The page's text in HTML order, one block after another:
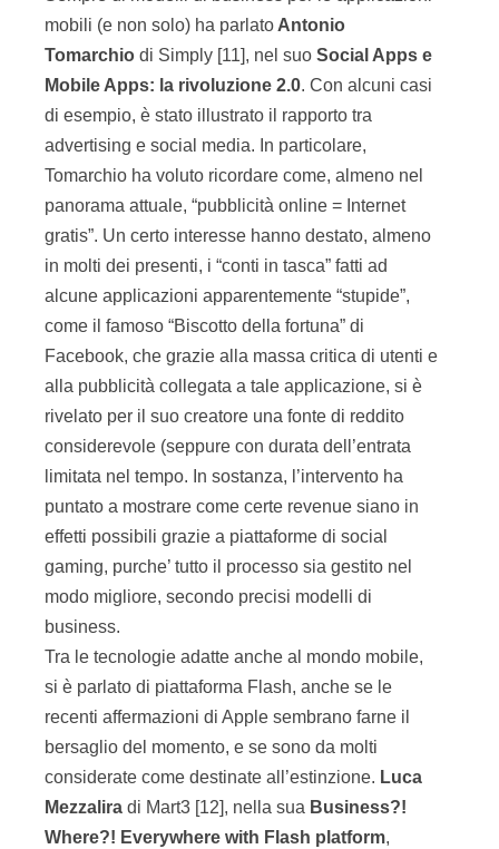
mobili (e non solo) ha parlato Antonio
Tomarchio di Simply [11], nel suo Social Apps e
Mobile Apps: la rivoluzione 2.0. Con alcuni casi
di esempio, è stato illustrato il rapporto tra
advertising e social media. In particolare,
Tomarchio ha voluto ricordare come, almeno nel
panorama attuale, “pubblicità online = Internet
gratis”. Un certo interesse hanno destato, almeno
in molti dei presenti, i “conti in tasca” fatti ad
alcune applicazioni apparentemente “stupide”,
come il famoso “Biscotto della fortuna” di
Facebook, che grazie alla massa critica di utenti e
alla pubblicità collegata a tale applicazione, si è
rivelato per il suo creatore una fonte di reddito
considerevole (seppure con durata dell’entrata
limitata nel tempo. In sostanza, l’intervento ha
puntato a mostrare come certe revenue siano in
effetti possibili grazie a piattaforme di social
gaming, purche’ tutto il processo sia gestito nel
modo migliore, secondo precisi modelli di
business.
Tra le tecnologie adatte anche al mondo mobile,
si è parlato di piattaforma Flash, anche se le
recenti affermazioni di Apple sembrano farne il
bersaglio del momento, e se sono da molti
considerate come destinate all’estinzione. Luca
Mezzalira di Mart3 [12], nella sua Business?!
Where?! Everywhere with Flash platform,